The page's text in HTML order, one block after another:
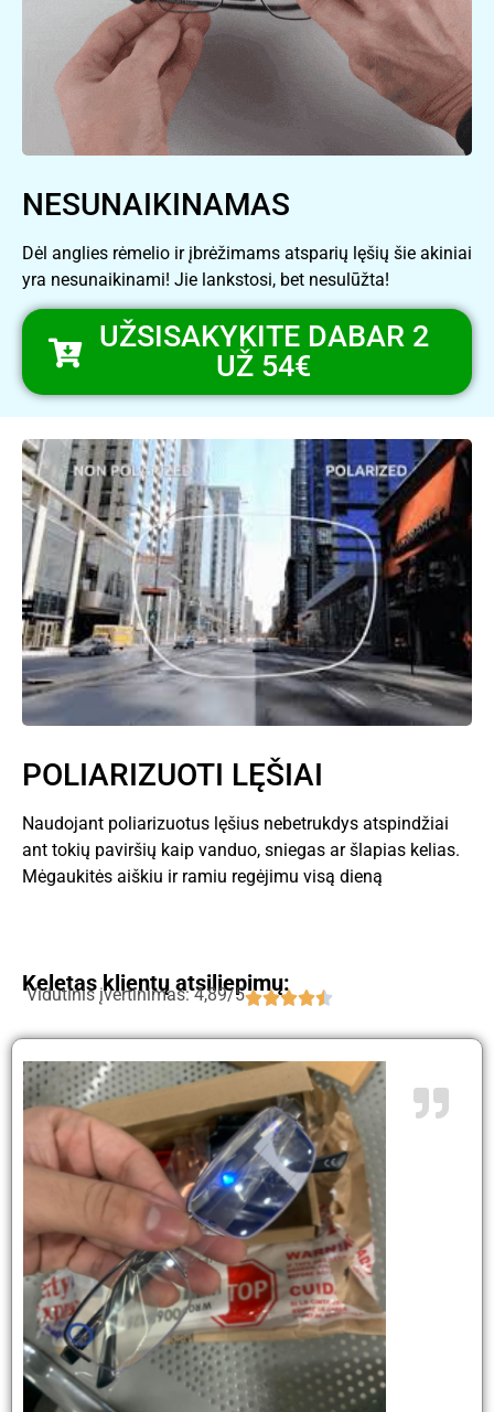
NESUNAIKINAMAS
Dėl anglies rėmelio ir įbrėžimams atsparių lęšių šie akiniai
yra nesunaikinami! Jie lankstosi, bet nesulūžta!
UŽSISAKYKITE DABAR 2
UŽ 54€
POLIARIZUOTI LĘŠIAI
Naudojant poliarizuotus lęšius nebetrukdys atspindžiai
ant tokių paviršių kaip vanduo, sniegas ar šlapias kelias.
Mėgaukitės aiškiu ir ramiu regėjimu visą dieną
Keletas klientų atsiliepimų:
Vidutinis įvertinimas: 4,89/5